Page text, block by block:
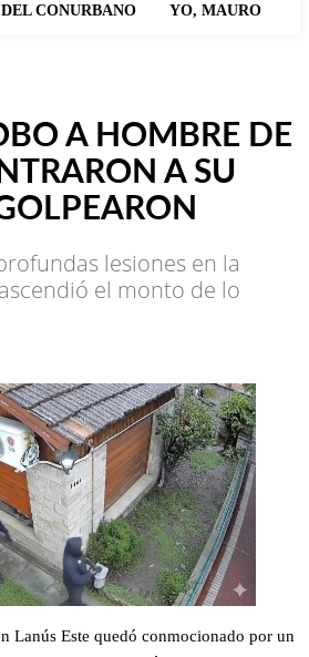
CONURBANO YO, MAURO
A HOMBRE DE
A SU
lesiones en la
el monto de lo
Lanús Este quedó conmocionado por un